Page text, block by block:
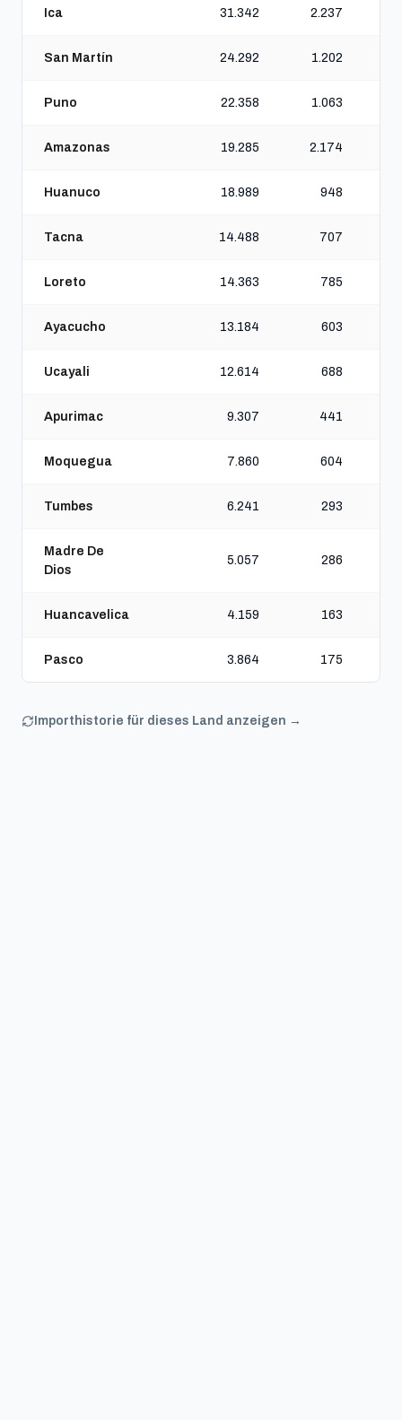
Ica 31.342 2.237
San Martín 24.292 1.202
Puno 22.358 1.063
Amazonas 19.285 2.174
Huanuco 18.989 948
Tacna 14.488 707
Loreto 14.363 785
Ayacucho 13.184 603
Ucayali 12.614 688
Apurimac 9.307 441
Moquegua 7.860 604
Tumbes 6.241 293
Madre De
Dios
5.057 286
Huancavelica 4.159 163
Pasco 3.864 175
Importhistorie für dieses Land anzeigen →